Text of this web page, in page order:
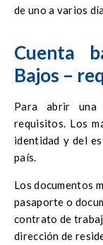
de uno a varios
Cuenta
Bajos –
Para abrir una
requisitos. Los
identidad y del
país.
Los documentos
pasaporte o
contrato de
dirección de